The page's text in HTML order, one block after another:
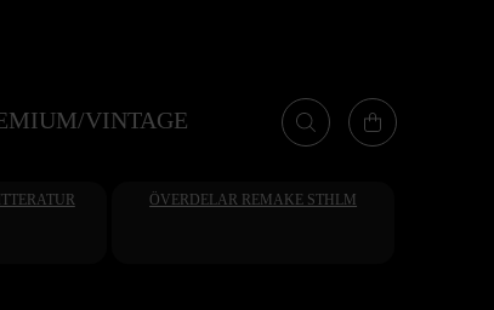
VINTAGE
ÖVERDELAR REMAKE STHLM